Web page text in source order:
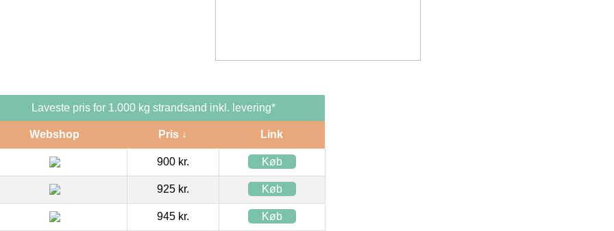
Laveste pris for 1.000 kg strandsand inkl. levering*
Webshop Pris ↓ Link
900 kr. Køb
925 kr. Køb
945 kr. Køb